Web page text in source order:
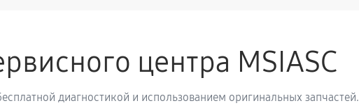
520 руб
центра MSIASC
диагностикой и использованием оригинальных запчастей.